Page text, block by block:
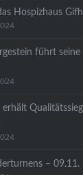
Hospizhaus
führt seine
erhält
– 09.11.